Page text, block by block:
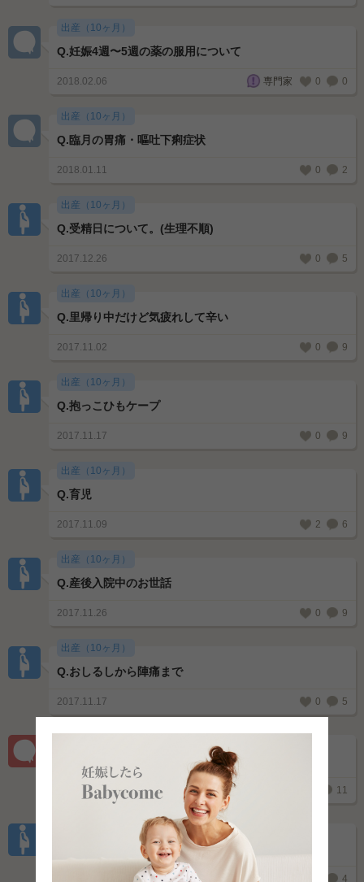
出産（10ヶ月）
Q.妊娠4週〜5週の薬の服用について
2018.02.06 専門家 0 0
出産（10ヶ月）
Q.臨月の胃痛・嘔吐下痢症状
2018.01.11 0 2
出産（10ヶ月）
Q.受精日について。(生理不順)
2017.12.26 0 5
出産（10ヶ月）
Q.里帰り中だけど気疲れして辛い
2017.11.02 0 9
出産（10ヶ月）
Q.抱っこひもケープ
2017.11.17 0 9
出産（10ヶ月）
Q.育児
2017.11.09 2 6
出産（10ヶ月）
Q.産後入院中のお世話
2017.11.26 0 9
出産（10ヶ月）
Q.おしるしから陣痛まで
2017.11.17 0 5
出産（10ヶ月）
2017.10.28 11
4